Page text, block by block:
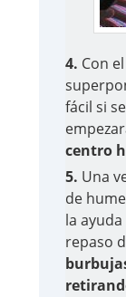
4. Con
fácil si
centro
5. Una
de
la
repaso